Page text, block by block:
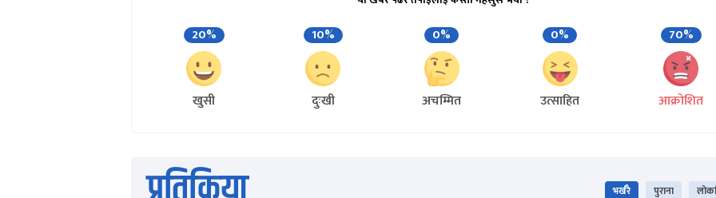
20%
खुसी
10%
दुःखी
0%
अचम्मित
0%
उत्साहित
70%
आक्रोशित
भर्खरै पुराना